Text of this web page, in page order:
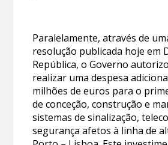
Paralelamente, através de
resolução publicada hoje em
República, o Governo
realizar uma despesa
milhões de euros para o
de conceção, construção e
sistemas de sinalização,
segurança afetos à linha de